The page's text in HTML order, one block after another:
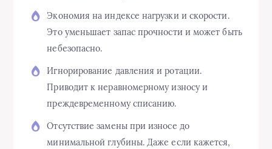
Экономия на индексе нагрузки и скорости.
Это уменьшает запас прочности и может быть
небезопасно.
Игнорирование давления и ротации.
Приводит к неравномерному износу и
преждевременному списанию.
Отсутствие замены при износе до
минимальной глубины. Даже если кажется,